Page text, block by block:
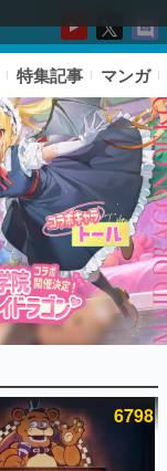
特集記事 マンガ
6798